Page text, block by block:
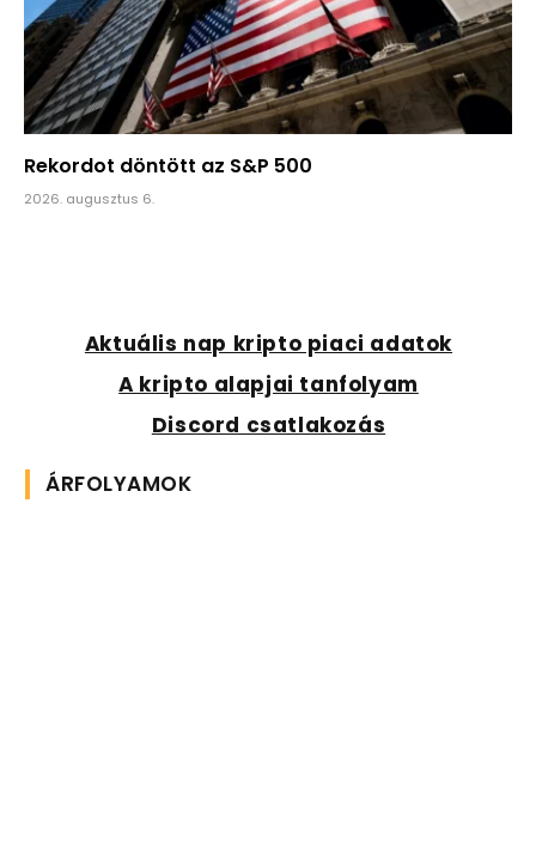
Rekordot döntött az S&P 500
2026. augusztus 6.
Aktuális nap kripto piaci adatok
A kripto alapjai tanfolyam
Discord csatlakozás
ÁRFOLYAMOK